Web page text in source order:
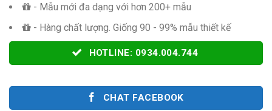
- Mẫu mới đa dạng với hơn 200+ mẫu
- Hàng chất lượng. Giống 90 - 99% mẫu thiết kế
HOTLINE: 0934.004.744
CHAT FACEBOOK